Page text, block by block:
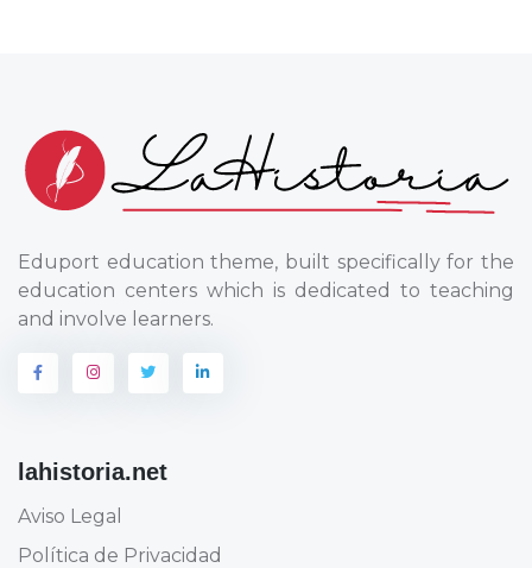
Eduport education theme, built specifically for the
education centers which is dedicated to teaching
and involve learners.
lahistoria.net
Aviso Legal
Política de Privacidad